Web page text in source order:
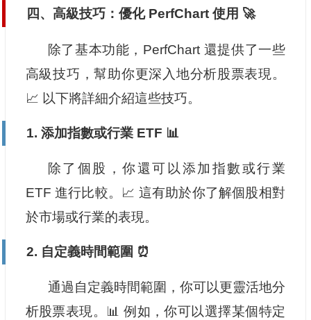
四、高級技巧：優化 PerfChart 使用 🚀
除了基本功能，PerfChart 還提供了一些
高級技巧，幫助你更深入地分析股票表現。
📈 以下將詳細介紹這些技巧。
1. 添加指數或行業 ETF 📊
除了個股，你還可以添加指數或行業
ETF 進行比較。📈 這有助於你了解個股相對
於市場或行業的表現。
2. 自定義時間範圍 ⏰
通過自定義時間範圍，你可以更靈活地分
析股票表現。📊 例如，你可以選擇某個特定